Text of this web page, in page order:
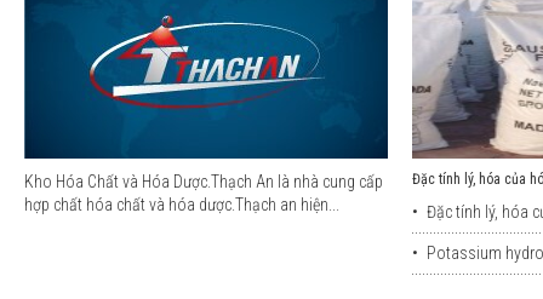
Kho Hóa Chất và Hóa Dược.Thạch An là nhà cung cấp
hợp chất hóa chất và hóa dược.Thạch an hiện...
Đặc tính lý, hóa của
• Đặc tính lý, hóa
• Potassium